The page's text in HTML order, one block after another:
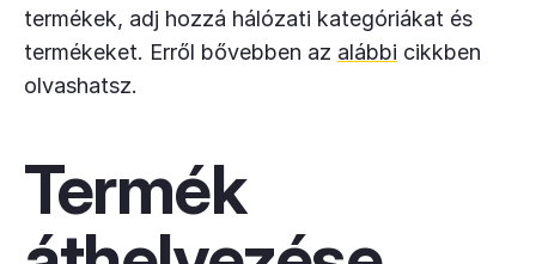
termékek, adj hozzá hálózati kategóriákat és
termékeket. Erről bővebben az alábbi cikkben
olvashatsz.
Termék